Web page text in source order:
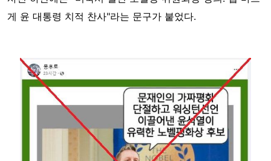
게 윤 대통령 치적 찬사"라는 문구가 붙었다.
Image